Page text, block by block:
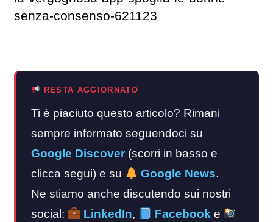
senza-consenso-621123
RESTA AGGIORNATO
Ti è piaciuto questo articolo? Rimani
sempre informato seguendoci su
Google Discover (scorri in basso e
clicca segui) e su
Google News.
Ne stiamo anche discutendo sui nostri
social:
LinkedIn, Facebook e